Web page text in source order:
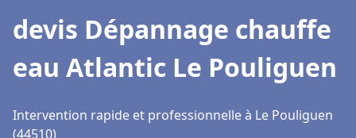
devis Dépannage chauffe
eau Atlantic Le Pouliguen
Intervention rapide et professionnelle à Le Pouliguen
(44510)